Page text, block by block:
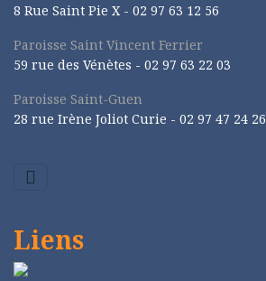
8 Rue Saint Pie X - 02 97 63 12 56
Paroisse Saint Vincent Ferrier
59 rue des Vénètes - 02 97 63 22 03
Paroisse Saint-Guen
28 rue Irène Joliot Curie - 02 97 47 24 26
Liens